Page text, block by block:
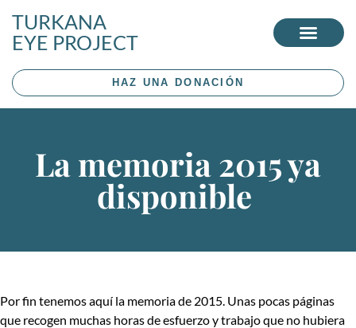
TURKANA
EYE PROJECT
HAZ UNA DONACIÓN
La memoria 2015 ya
disponible
Por fin tenemos aquí la memoria de 2015. Unas pocas páginas
que recogen muchas horas de esfuerzo y trabajo que no hubiera